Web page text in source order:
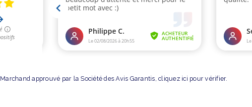
Marchand approuvé par la Société des Avis Garantis, cliquez ici pour vérifier.